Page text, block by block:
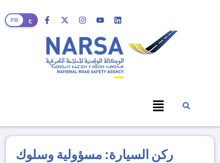
FR ع
ركن السيارة: مسؤولية وسلوك